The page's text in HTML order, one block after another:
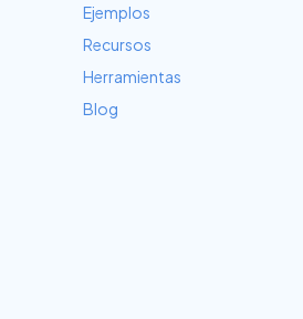
Ejemplos
Recursos
Herramientas
Blog